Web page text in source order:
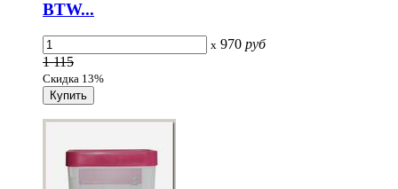
BTW...
x 970 руб
1 115
Скидка 13%